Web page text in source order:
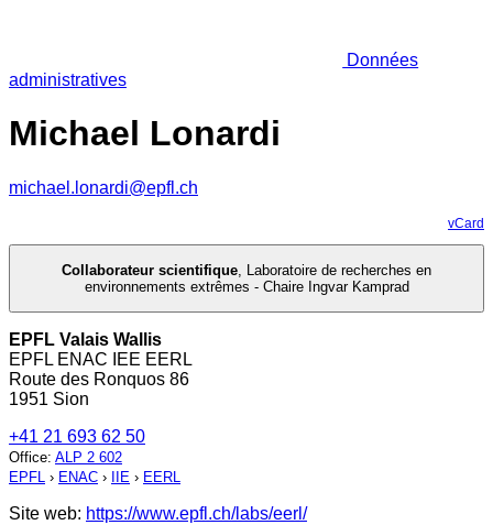
Données
administratives
Michael Lonardi
michael.lonardi@epfl.ch
vCard
Collaborateur scientifique, Laboratoire de recherches en
environnements extrêmes - Chaire Ingvar Kamprad
EPFL Valais Wallis
EPFL ENAC IEE EERL
Route des Ronquos 86
1951 Sion
+41 21 693 62 50
Office: ALP 2 602
EPFL › ENAC › IIE › EERL
Site web: https://www.epfl.ch/labs/eerl/